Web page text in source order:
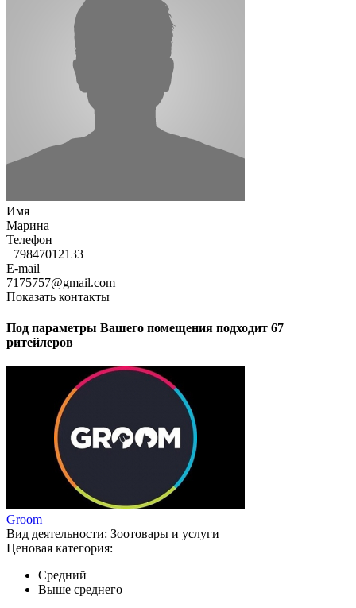
Имя
Марина
Телефон
+79847012133
E-mail
7175757@gmail.com
Показать контакты
Под параметры Вашего помещения подходит 67
ритейлеров
Groom
Вид деятельности: Зоотовары и услуги
Ценовая категория:
Средний
Выше среднего